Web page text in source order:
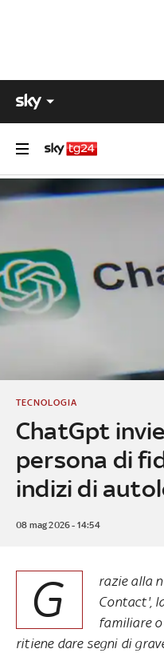
ChatGpt
persona di
indizi di
TECNOLOGIA
08 mag 2026 - 14:54
G
razie alla
Contact',
familiare
ritiene dare segni di